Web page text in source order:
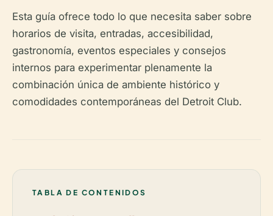
Esta guía ofrece todo lo que necesita saber sobre
horarios de visita, entradas, accesibilidad,
gastronomía, eventos especiales y consejos
internos para experimentar plenamente la
combinación única de ambiente histórico y
comodidades contemporáneas del Detroit Club.
TABLA DE CONTENIDOS